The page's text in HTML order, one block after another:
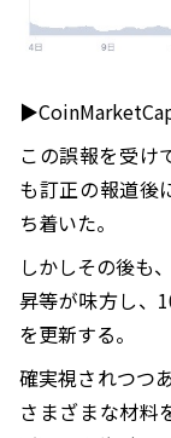
この誤報を受け
も訂正の報道後
ち着いた。
しかしその後も
昇等が味方し、
を更新する。
確実視されつつ
さまざまな材料